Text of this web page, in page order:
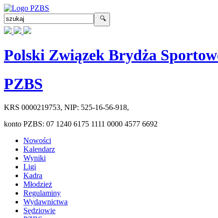
Polski Związek Brydża
PZBS
KRS 0000219753, NIP: 525-16-56-918,
konto PZBS: 07 1240 6175 1111 0000 4577 6692
Nowości
Kalendarz
Wyniki
Ligi
Kadra
Młodzież
Regulaminy
Wydawnictwa
Sędziowie